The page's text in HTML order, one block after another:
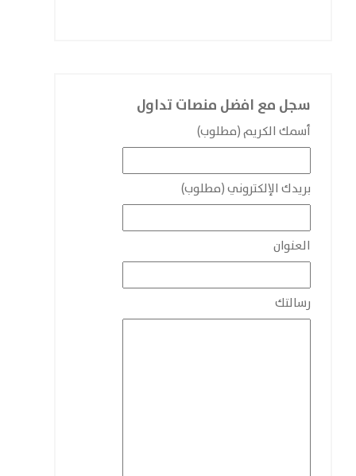
سجل مع افضل منصات تداول
أسمك الكريم (مطلوب)
بريدك الإلكتروني (مطلوب)
العنوان
رسالتك